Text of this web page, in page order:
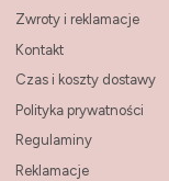
Zwroty i reklamacje
Kontakt
Czas i koszty dostawy
Polityka prywatności
Regulaminy
Reklamacje